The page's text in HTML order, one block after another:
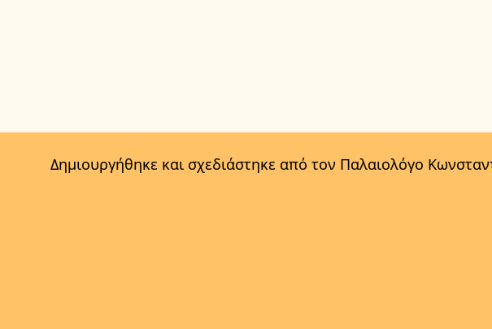
Δημιουργήθηκε και σχεδιάστηκε από τον Παλαιολόγο